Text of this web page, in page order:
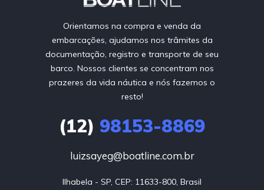
Orientamos na compra e venda da
embarcações, ajudamos nos trâmites da
documentação, registro e transporte de seu
barco. Nossos clientes se concentram nos
prazeres da vida náutica e nós fazemos o
resto!
(12) 98153-8869
luizsayeg@boatline.com.br
Ilhabela - SP, CEP: 11633-800, Brasil